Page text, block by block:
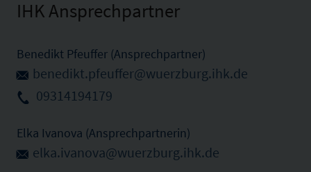
IHK Ansprechpartner
Benedikt Pfeuffer (Ansprechpartner)
benedikt.pfeuffer@wuerzburg.ihk.de
09314194179
Elka Ivanova (Ansprechpartnerin)
elka.ivanova@wuerzburg.ihk.de